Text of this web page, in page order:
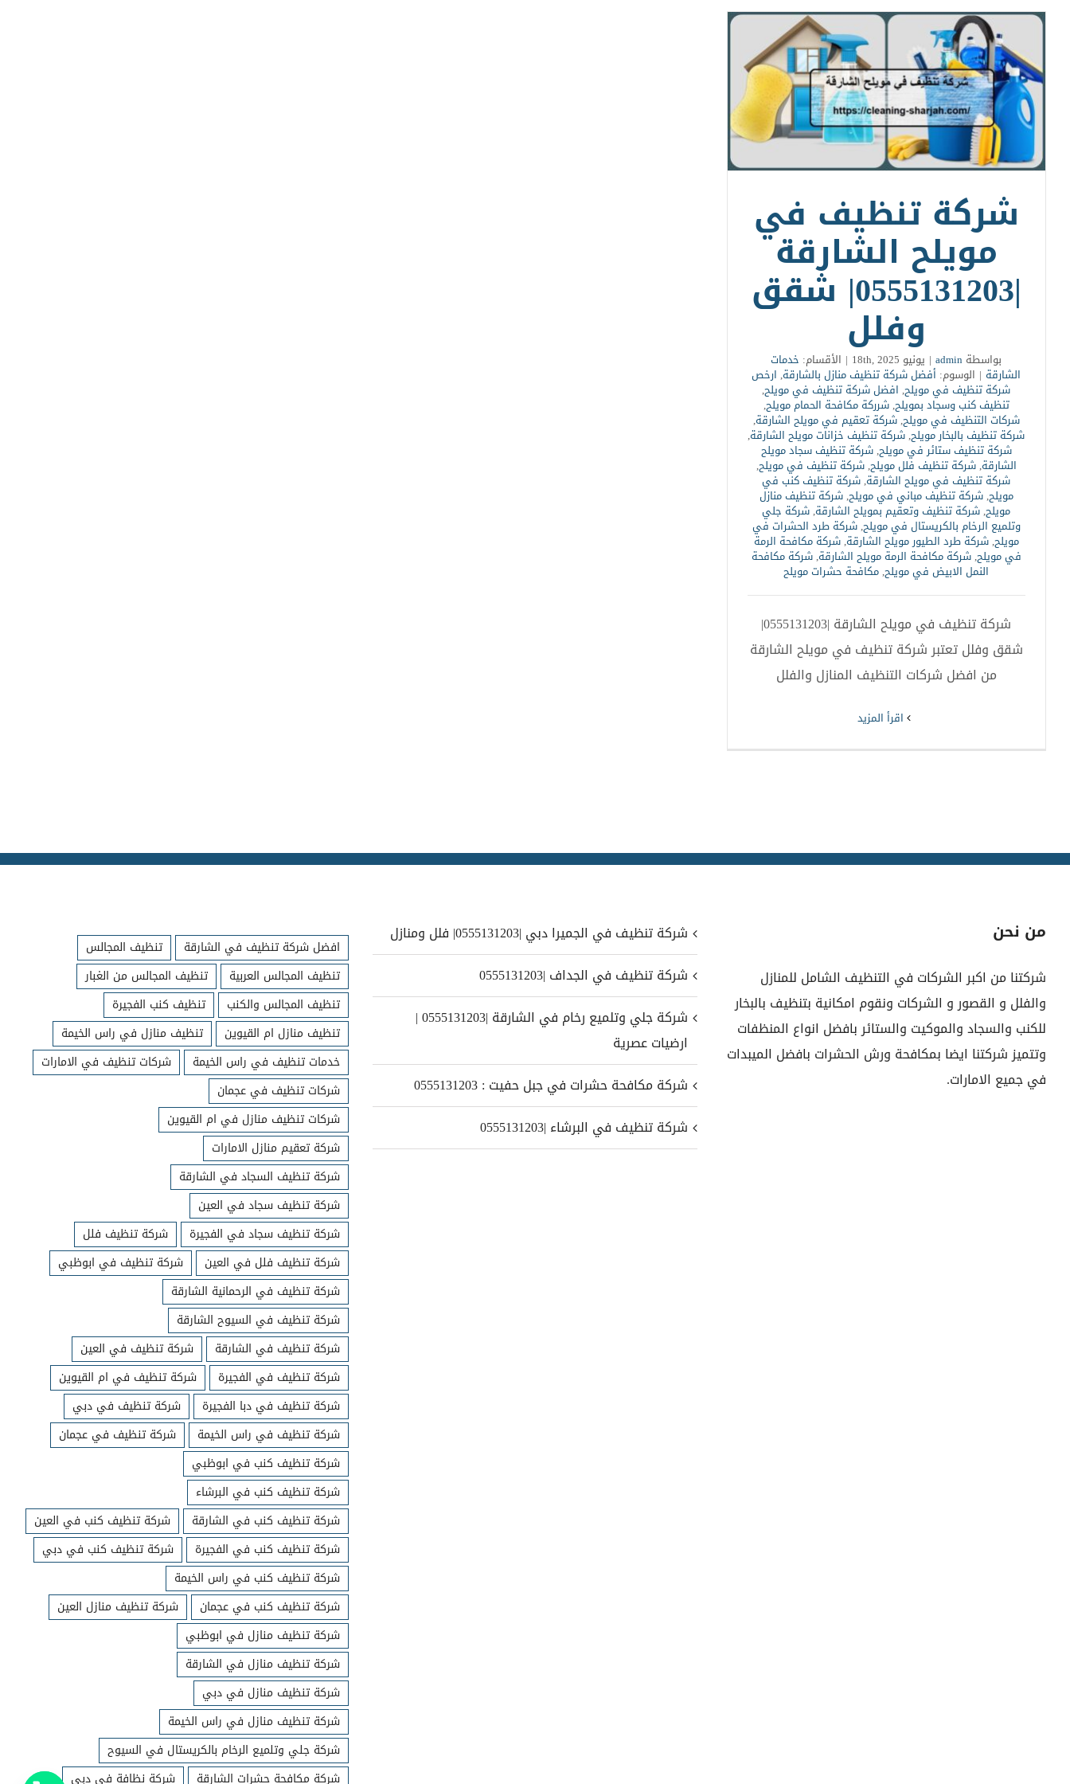
شركة تنظيف في
مويلح الشارقة
|0555131203| شقق
وفلل
بواسطة admin
| يونيو 18th, 2025 | الأقسام: خدمات
الشارقة | الوسوم: أفضل شركة تنظيف منازل بالشارقة, ارخص
شركة تنظيف في مويلح, افضل شركة تنظيف في مويلح,
تنظيف كنب وسجاد بمويلح,شرركة مكافحة الحمام مويلح,
شركات التنظيف في مويلح,شركة تعقيم في مويلح الشارقة,
شركة تنظيف بالبخار مويلح,شركة تنظيف خزانات مويلح الشارقة,
شركة تنظيف ستائر في مويلح,شركة تنظيف سجاد مويلح
الشارقة,شركة تنظيف فلل مويلح,شركة تنظيف في مويلح,
شركة تنظيف في مويلح الشارقة,شركة تنظيف كنب في
مويلح,شركة تنظيف مباني في مويلح,شركة تنظيف منازل
مويلح,شركة تنظيف وتعقيم بمويلح الشارقة,شركة جلي
وتلميع الرخام بالكريستال في مويلح,شركة طرد الحشرات في
مويلح,شركة طرد الطيور مويلح الشارقة,شركة مكافحة الرمة
في مويلح,شركة مكافحة الرمة مويلح الشارقة,شركة مكافحة
النمل الابيض في مويلح,مكافحة حشرات مويلح
شركة تنظيف في مويلح الشارقة |0555131203|
شقق وفلل تعتبر شركة تنظيف في مويلح الشارقة
من افضل شركات التنظيف المنازل والفلل
‫اقرأ المزيد
من نحن
شركتنا من اكبر الشركات في التنظيف الشامل للمنازل
والفلل و القصور و الشركات ونقوم امكانية بتنظيف بالبخار
للكنب والسجاد والموكيت والستائر بافضل انواع المنظفات
وتتميز شركتنا ايضا بمكافحة ورش الحشرات بافضل الميبدات
في جميع الامارات.
شركة تنظيف في الجميرا دبي |0555131203| فلل ومنازل
شركة تنظيف في الجداف |0555131203
شركة جلي وتلميع رخام في الشارقة |0555131203 |
ارضيات عصرية
شركة مكافحة حشرات في جبل حفيت : 0555131203
شركة تنظيف في البرشاء |0555131203
افضل شركة تنظيف في الشارقة
تنظيف المجالس
تنظيف المجالس العربية
تنظيف المجالس من الغبار
تنظيف المجالس والكنب
تنظيف كنب الفجيرة
تنظيف منازل ام القيوين
تنظيف منازل في راس الخيمة
خدمات تنظيف في راس الخيمة
شركات تنظيف في الامارات
شركات تنظيف في عجمان
شركات تنظيف منازل في ام القيوين
شركة تعقيم منازل الامارات
شركة تنظيف السجاد في الشارقة
شركة تنظيف سجاد في العين
شركة تنظيف سجاد في الفجيرة
شركة تنظيف فلل
شركة تنظيف فلل في العين
شركة تنظيف في ابوظبي
شركة تنظيف في الرحمانية الشارقة
شركة تنظيف في السيوح الشارقة
شركة تنظيف في الشارقة
شركة تنظيف في العين
شركة تنظيف في الفجيرة
شركة تنظيف في ام القيوين
شركة تنظيف في دبا الفجيرة
شركة تنظيف في دبي
شركة تنظيف في راس الخيمة
شركة تنظيف في عجمان
شركة تنظيف كنب في ابوظبي
شركة تنظيف كنب في البرشاء
شركة تنظيف كنب في الشارقة
شركة تنظيف كنب في العين
شركة تنظيف كنب في الفجيرة
شركة تنظيف كنب في دبي
شركة تنظيف كنب في راس الخيمة
شركة تنظيف كنب في عجمان
شركة تنظيف منازل العين
شركة تنظيف منازل في ابوظبي
شركة تنظيف منازل في الشارقة
شركة تنظيف منازل في دبي
شركة تنظيف منازل في راس الخيمة
شركة جلي وتلميع الرخام بالكريستال في السيوح
شركة مكافحة حشرات الشارقة
شركة نظافة في دبي